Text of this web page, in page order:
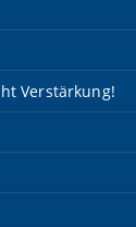
Verstärkung!